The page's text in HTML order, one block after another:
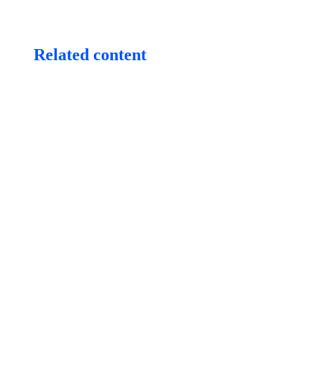
Related content